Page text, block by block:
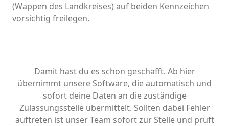
(Wappen des Landkreises) auf beiden Kennzeichen
vorsichtig freilegen.
Damit hast du es schon geschafft. Ab hier
übernimmt unsere Software, die automatisch und
sofort deine Daten an die zuständige
Zulassungsstelle übermittelt. Sollten dabei Fehler
auftreten ist unser Team sofort zur Stelle und prüft